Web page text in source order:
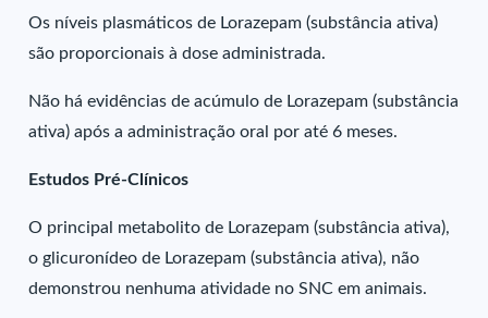
Os níveis plasmáticos de Lorazepam (substância ativa)
são proporcionais à dose administrada.
Não há evidências de acúmulo de Lorazepam (substância
ativa) após a administração oral por até 6 meses.
Estudos Pré-Clínicos
O principal metabolito de Lorazepam (substância ativa),
o glicuronídeo de Lorazepam (substância ativa), não
demonstrou nenhuma atividade no SNC em animais.